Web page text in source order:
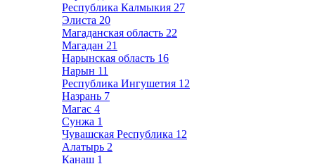
Республика Калмыкия 27
Элиста 20
Магаданская область 22
Магадан 21
Нарынская область 16
Нарын 11
Республика Ингушетия 12
Назрань 7
Магас 4
Сунжа 1
Чувашская Республика 12
Алатырь 2
Канаш 1